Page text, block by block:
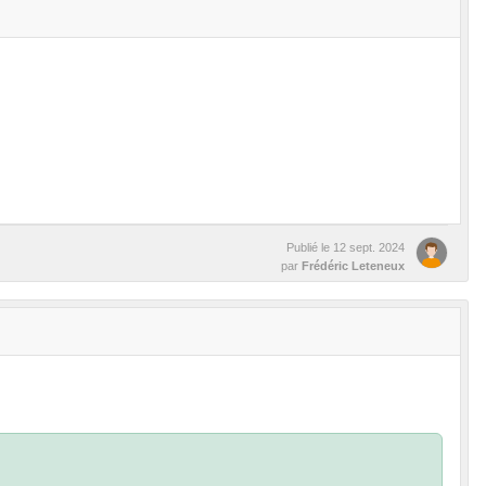
Publié le 12 sept. 2024
par Frédéric Leteneux